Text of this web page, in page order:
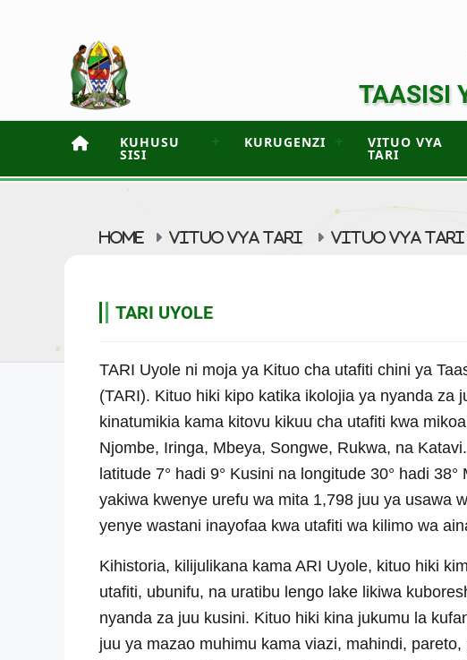
TAASISI
KUHUSU
SISI
KURUGENZI VITUO VYA
TARI
HOME VITUO VYA TARI VITUO VYA TARI
TARI UYOLE
TARI Uyole ni moja ya Kituo cha utafiti chini ya
(TARI). Kituo hiki kipo katika ikolojia ya nyanda za
kinatumikia kama kitovu kikuu cha utafiti kwa
Njombe, Iringa, Mbeya, Songwe, Rukwa, na
latitude 7° hadi 9° Kusini na longitude 30° hadi
yakiwa kwenye urefu wa mita 1,798 juu ya usawa
yenye wastani inayofaa kwa utafiti wa kilimo wa
Kihistoria, kilijulikana kama ARI Uyole, kituo hiki
utafiti, ubunifu, na uratibu lengo lake likiwa
nyanda za juu kusini. Kituo hiki kina jukumu la
juu ya mazao muhimu kama viazi, mahindi,